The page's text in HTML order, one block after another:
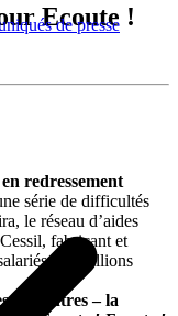
de presse
Ecoute !
redressement
série de difficultés
le réseau d’aides
fabricant et
15 millions
13 centres – la